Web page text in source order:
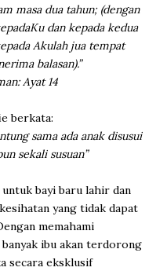
masa dua tahun; (dengan
dan kepada kedua
Akulah jua tempat
balasan).”
Ayat 14
berkata:
sama ada anak disusui
sekali susuan”
bayi baru lahir dan
yang tidak dapat
memahami
ibu akan terdorong
secara eksklusif